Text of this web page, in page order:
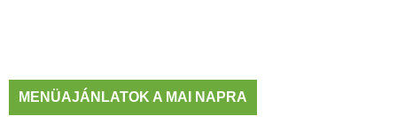
MENÜAJÁNLATOK A MAI NAPRA